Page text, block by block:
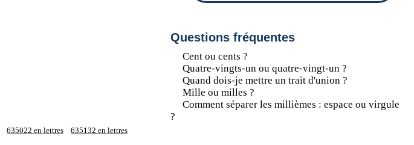
Questions fréquentes
Cent ou cents ?
Quatre-vingts-un ou quatre-vingt-un ?
Quand dois-je mettre un trait d'union ?
Mille ou milles ?
Comment séparer les millièmes : espace ou virgule
?
635022 en lettres
635132 en lettres